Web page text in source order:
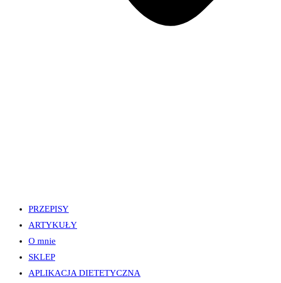
PRZEPISY
ARTYKUŁY
O mnie
SKLEP
APLIKACJA DIETETYCZNA